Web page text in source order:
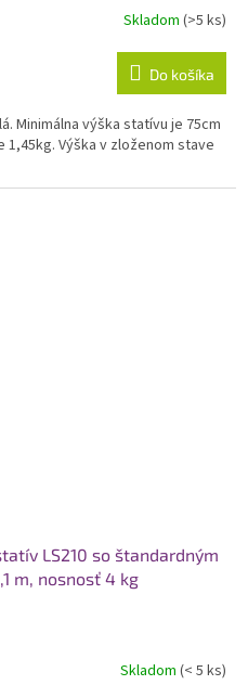
Skladom(>5 ks)
Do košíka
Minimálna výška statívu je 75cm
1,45kg. Výška v zloženom stave
LS210 so štandardným
m, nosnosť 4 kg
Skladom (< 5 ks)